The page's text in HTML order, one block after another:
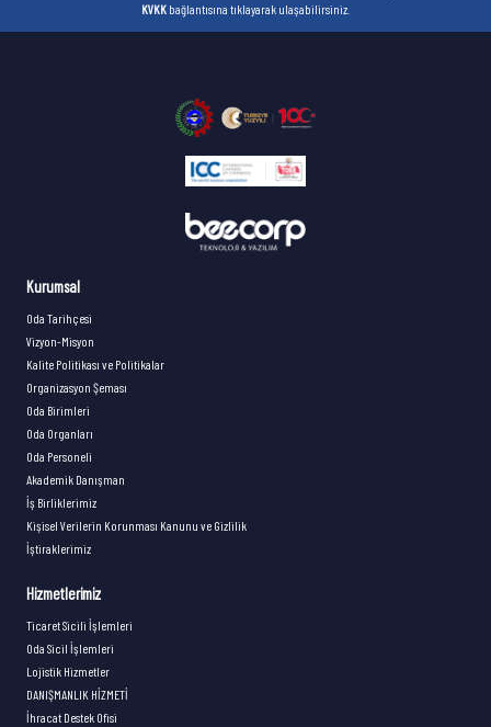
KVKK bağlantısına tıklayarak ulaşabilirsiniz.
Kurumsal
Oda Tarihçesi
Vizyon-Misyon
Kalite Politikası ve Politikalar
Organizasyon Şeması
Oda Birimleri
Oda Organları
Oda Personeli
Akademik Danışman
İş Birliklerimiz
Kişisel Verilerin Korunması Kanunu ve Gizlilik
İştiraklerimiz
Hizmetlerimiz
Ticaret Sicili İşlemleri
Oda Sicil İşlemleri
Lojistik Hizmetler
DANIŞMANLIK HİZMETİ
İhracat Destek Ofisi